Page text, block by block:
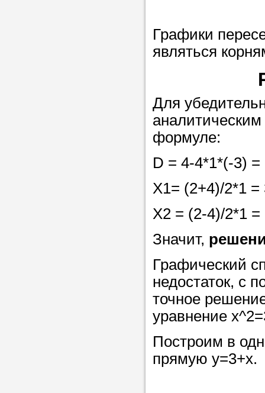
советам,
репетитора
упростить
достаточно
нам, и
репетитора,
максимально
ваши
Мы
репетитора
Графики
являться
Для
формуле:
D = 4-4*1*(-3) =
X1= (2+4)/2*1 =
X2 = (2-4)/2*1 =
Значит,
Графический
недостаток, с
точное
уравнение
Построим в
прямую y=3+x.